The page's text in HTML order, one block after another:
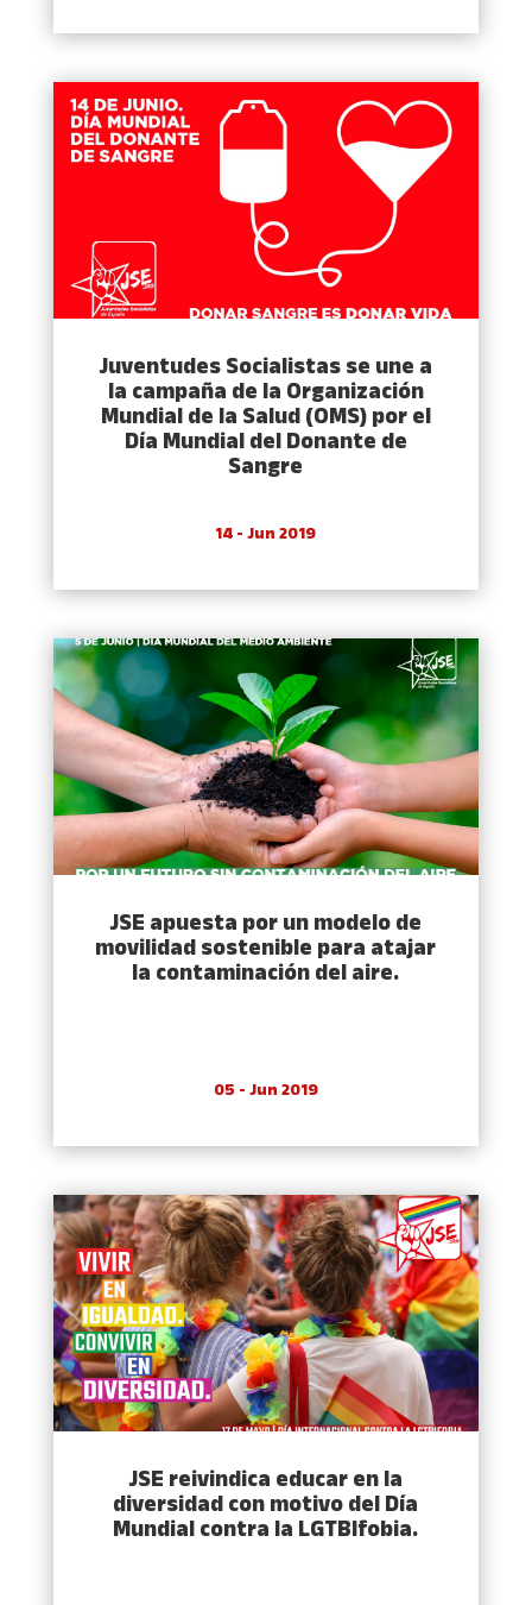
Juventudes Socialistas se une a
la campaña de la Organización
Mundial de la Salud (OMS) por el
Día Mundial del Donante de
Sangre
14 - Jun 2019
JSE apuesta por un modelo de
movilidad sostenible para atajar
la contaminación del aire.
05 - Jun 2019
JSE reivindica educar en la
diversidad con motivo del Día
Mundial contra la LGTBIfobia.